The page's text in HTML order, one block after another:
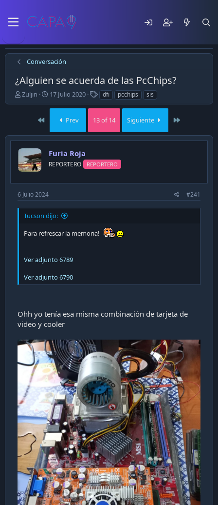
Conversación
¿Alguien se acuerda de las PcChips?
E
m
ó
e
t
e
m
a
Zuljin
F
e
c
d
p
u
l
c
a
c
ó
17 Julio 2020
T
a
g
s
dfi pcchips sis
First Prev 13 of 14 Siguiente
Furia Roja
REPORTERO REPORTERO
6 Julio 2024 #241
Tucson dijo:
Para refrescar la memoria!
Ver adjunto 6789
Ver adjunto 6790
Ohh yo tenía esa misma combinación de tarjeta de
video y cooler